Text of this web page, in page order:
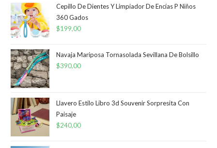
Cepillo De Dientes Y Limpiador De Encías P Niños
360 Gados
$199,00
Navaja Mariposa Tornasolada Sevillana De Bolsillo
$390,00
Llavero Estilo Libro 3d Souvenir Sorpresita Con
Paisaje
$240,00